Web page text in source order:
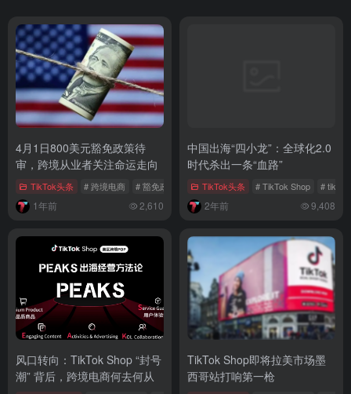
4月1日800美元豁免政策待
审，跨境从业者关注命运走向
TikTok头条 # 跨境电商 # 豁免政策 # 跨境从业者
1年前 2,610
中国出海“四小龙”：全球化2.0
时代杀出一条“血路”
TikTok头条 # TikTok Shop # tiktok
2年前 9,408
风口转向：TikTok Shop “封号
潮” 背后，跨境电商何去何从
TikTok Shop即将拉美市场墨
西哥站打响第一枪